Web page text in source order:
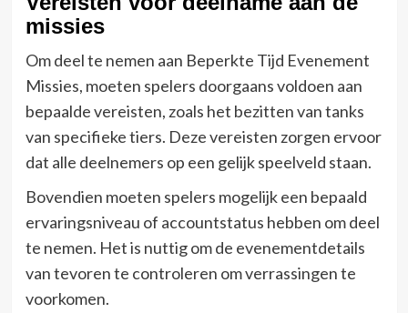
missies
Om deel te nemen aan Beperkte Tijd Evenement
Missies, moeten spelers doorgaans voldoen aan
bepaalde vereisten, zoals het bezitten van tanks
van specifieke tiers. Deze vereisten zorgen ervoor
dat alle deelnemers op een gelijk speelveld staan.
Bovendien moeten spelers mogelijk een bepaald
ervaringsniveau of accountstatus hebben om deel
te nemen. Het is nuttig om de evenementdetails
van tevoren te controleren om verrassingen te
voorkomen.